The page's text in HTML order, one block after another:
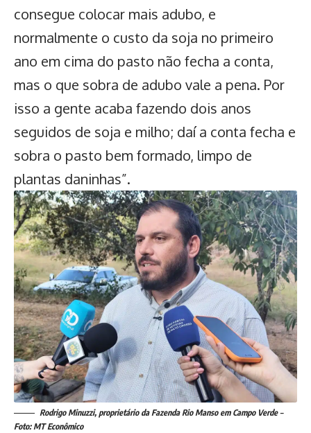
consegue colocar mais adubo, e
normalmente o custo da soja no primeiro
ano em cima do pasto não fecha a conta,
mas o que sobra de adubo vale a pena. Por
isso a gente acaba fazendo dois anos
seguidos de soja e milho; daí a conta fecha e
sobra o pasto bem formado, limpo de
plantas daninhas”.
Rodrigo Minuzzi, proprietário da Fazenda Rio Manso em Campo Verde –
Foto: MT Econômico